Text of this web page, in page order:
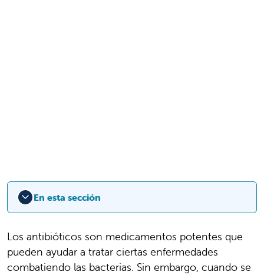
En esta sección
Los antibióticos son medicamentos potentes que
pueden ayudar a tratar ciertas enfermedades
combatiendo las bacterias. Sin embargo, cuando se